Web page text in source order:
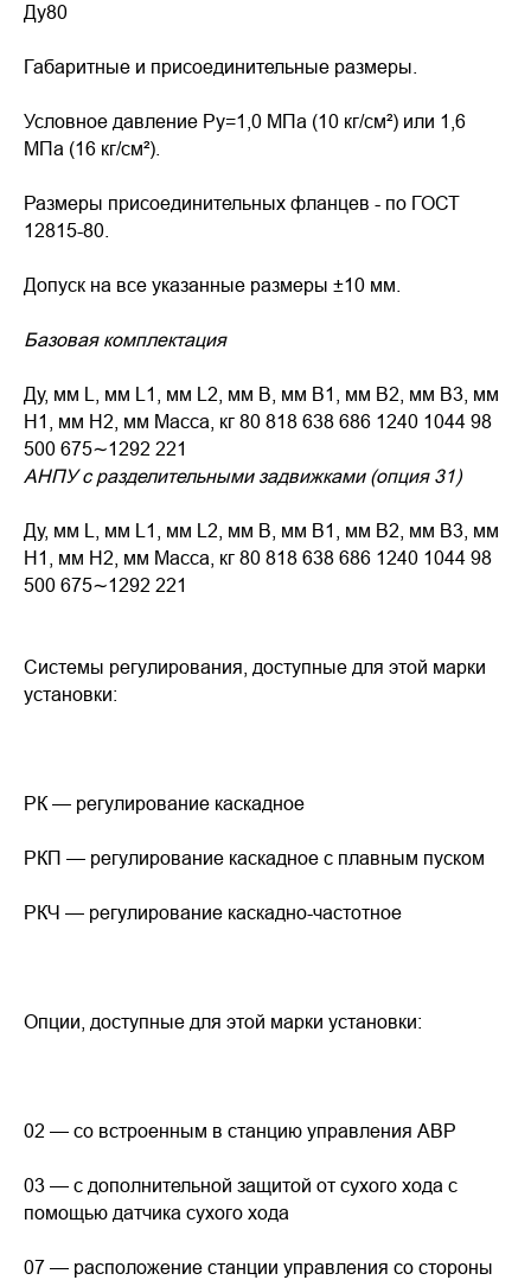
Ду80
Габаритные и присоединительные размеры.
Условное давление Pу=1,0 МПа (10 кг/см²) или 1,6
МПа (16 кг/см²).
Размеры присоединительных фланцев - по ГОСТ
12815-80.
Допуск на все указанные размеры ±10 мм.
Базовая комплектация
Ду, мм L, мм L1, мм L2, мм B, мм B1, мм B2, мм B3, мм
H1, мм H2, мм Масса, кг 80 818 638 686 1240 1044 98
500 675∼1292 221
АНПУ с разделительными задвижками (опция 31)
Ду, мм L, мм L1, мм L2, мм B, мм B1, мм B2, мм B3, мм
H1, мм H2, мм Масса, кг 80 818 638 686 1240 1044 98
500 675∼1292 221
Системы регулирования, доступные для этой марки
установки:
РК — регулирование каскадное
РКП — регулирование каскадное с плавным пуском
РКЧ — регулирование каскадно-частотное
Опции, доступные для этой марки установки:
02 — со встроенным в станцию управления АВР
03 — с дополнительной защитой от сухого хода с
помощью датчика сухого хода
07 — расположение станции управления со стороны